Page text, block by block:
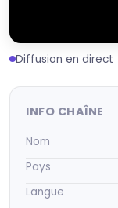
Diffusion en direct
INFO CHAÎNE
Nom
Pays
Langue